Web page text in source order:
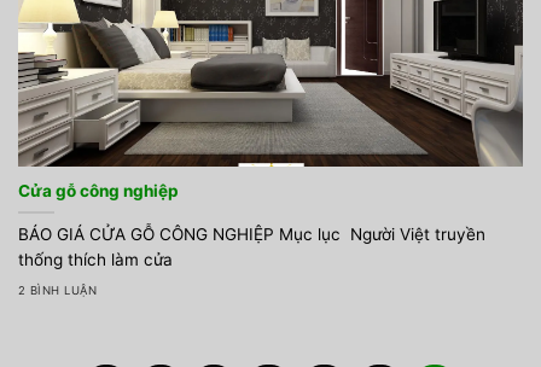
Cửa gỗ công nghiệp
BÁO GIÁ CỬA GỖ CÔNG NGHIỆP Mục lục Người Việt truyền
thống thích làm cửa
2 BÌNH LUẬN